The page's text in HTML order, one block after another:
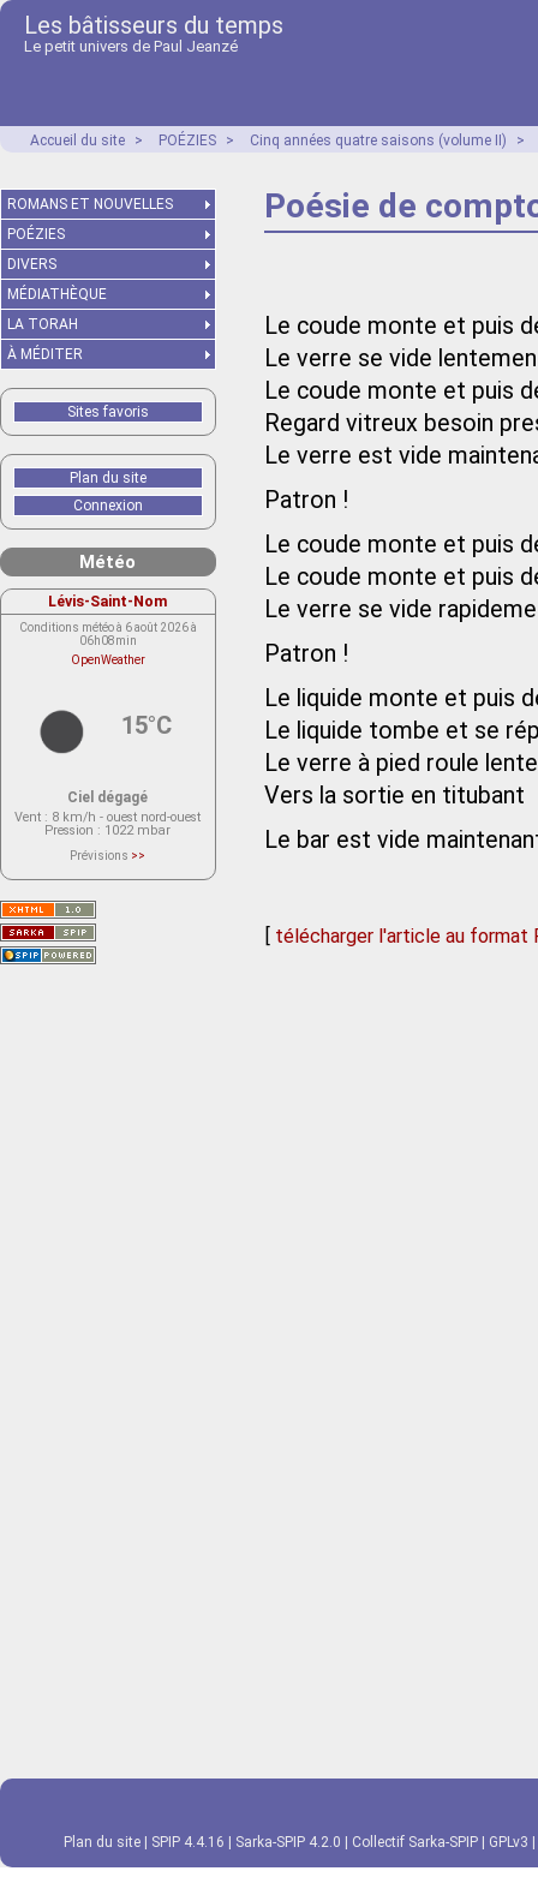
Les bâtisseurs du temps
Le petit univers de Paul Jeanzé
Accueil du site > POÉZIES > Cinq années quatre saisons (volume II) >
Poésie de
Le coude monte et puis
Le verre se vide
Le coude monte et puis
Regard vitreux besoin
Le verre est vide
Patron !
Le coude monte et puis
Le coude monte et puis
Le verre se vide
Patron !
Le liquide monte et puis
Le liquide tombe et se
Le verre à pied roule
Vers la sortie en titubant
Le bar est vide
[ télécharger l'article au format
ROMANS ET NOUVELLES
POÉZIES
DIVERS
MÉDIATHÈQUE
LA TORAH
À MÉDITER
Sites favoris
Plan du site
Connexion
Météo
Lévis-Saint-Nom
Conditions météo à 6 août 2026 à
06h08min
OpenWeather
15°C
Ciel dégagé
Vent : 8 km/h - ouest nord-ouest
Pression : 1022 mbar
Prévisions >>
actuellement aucune prévision
Saint-Nom.
Veuillez consulter le message du
service ci-dessous.
(401 - Invalid API key. Please see
https://openweathermap.org/faq#error401
Plan du site SPIP 4.4.16 Sarka-SPIP 4.2.0 Collectif Sarka-SPIP GPLv3